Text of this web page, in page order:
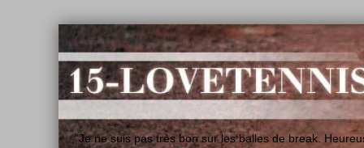
"Je ne suis pas très bon sur les balles de break.